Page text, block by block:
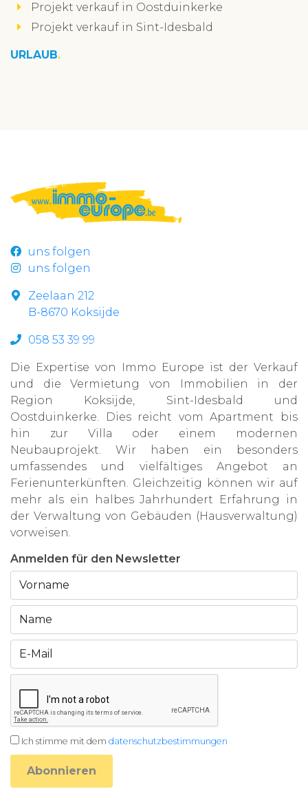
Projekt verkauf in Oostduinkerke
Projekt verkauf in Sint-Idesbald
URLAUB
uns folgen
uns folgen
Zeelaan 212
B-8670 Koksijde
058 53 39 99
Die Expertise von Immo Europe ist der Verkauf
und die Vermietung von Immobilien in der
Region Koksijde, Sint-Idesbald und
Oostduinkerke. Dies reicht vom Apartment bis
hin zur Villa oder einem modernen
Neubauprojekt. Wir haben ein besonders
umfassendes und vielfältiges Angebot an
Ferienunterkünften. Gleichzeitig können wir auf
mehr als ein halbes Jahrhundert Erfahrung in
der Verwaltung von Gebäuden (Hausverwaltung)
vorweisen.
Anmelden für den Newsletter
Ich stimme mit dem datenschutzbestimmungen
Abonnieren